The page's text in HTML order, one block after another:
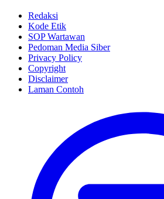
Redaksi
Kode Etik
SOP Wartawan
Pedoman Media Siber
Privacy Policy
Copyright
Disclaimer
Laman Contoh